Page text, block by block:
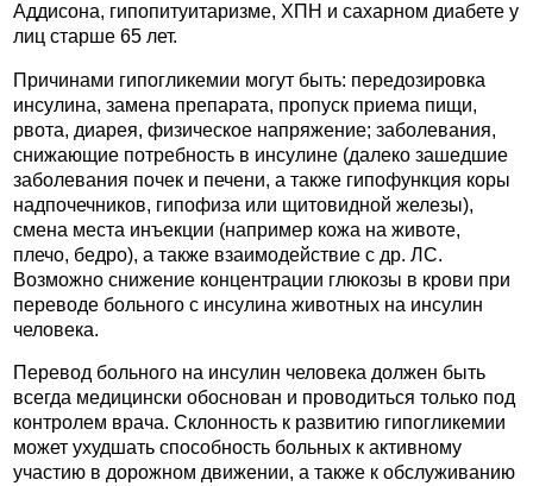
Аддисона, гипопитуитаризме, ХПН и сахарном диабете у
лиц старше 65 лет.
Причинами гипогликемии могут быть: передозировка
инсулина, замена препарата, пропуск приема пищи,
рвота, диарея, физическое напряжение; заболевания,
снижающие потребность в инсулине (далеко зашедшие
заболевания почек и печени, а также гипофункция коры
надпочечников, гипофиза или щитовидной железы),
смена места инъекции (например кожа на животе,
плечо, бедро), а также взаимодействие с др. ЛС.
Возможно снижение концентрации глюкозы в крови при
переводе больного с инсулина животных на инсулин
человека.
Перевод больного на инсулин человека должен быть
всегда медицински обоснован и проводиться только под
контролем врача. Склонность к развитию гипогликемии
может ухудшать способность больных к активному
участию в дорожном движении, а также к обслуживанию